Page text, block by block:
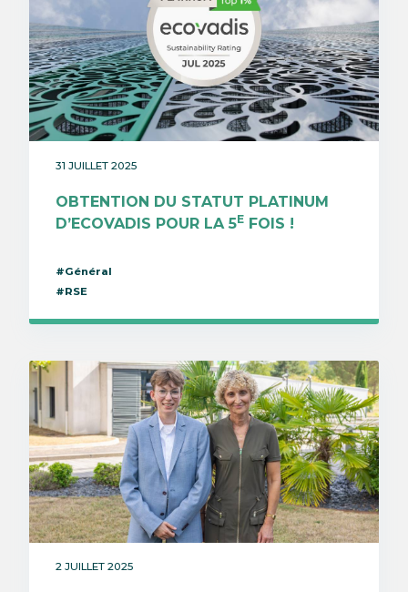
31 JUILLET 2025
OBTENTION DU STATUT PLATINUM
D’ECOVADIS POUR LA 5EFOIS !
#Général
#RSE
2 JUILLET 2025